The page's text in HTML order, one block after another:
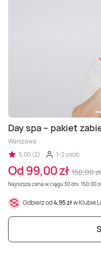
Day spa – pakiet
Warszawa
5,00 (2)
1-2 osób
Od 99,00 zł 150,00 zł
Najniższa cena w ciągu 30 dni: 150,00
Odbierz od4,95 złw Klubie